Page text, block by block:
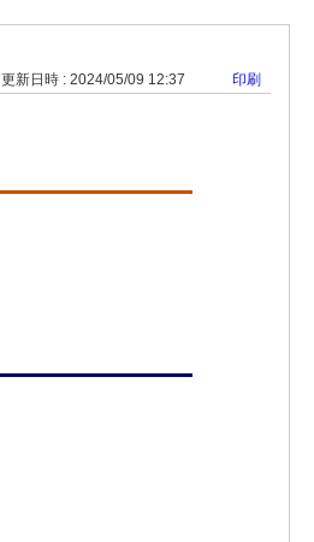
更新日時 : 2024/05/09 12:37 印刷